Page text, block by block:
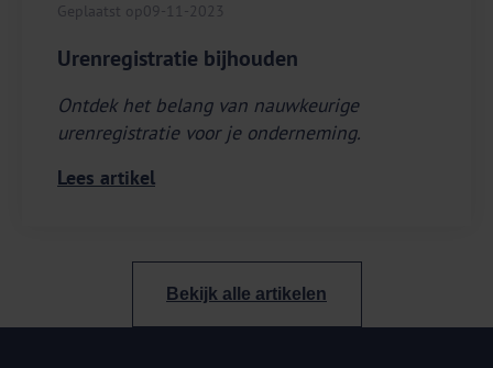
Geplaatst op 09-11-2023
Urenregistratie bijhouden
Ontdek het belang van nauwkeurige
urenregistratie voor je onderneming.
Lees artikel
Bekijk alle artikelen